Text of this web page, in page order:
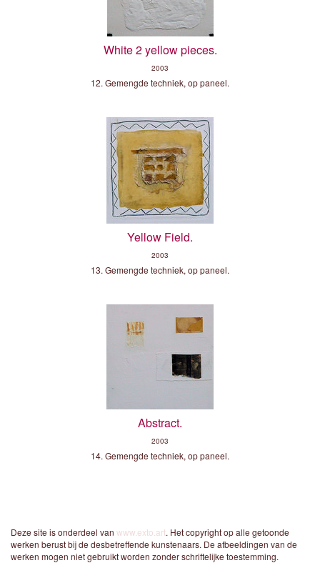
White 2 yellow pieces.
2003
12. Gemengde techniek, op paneel.
Yellow Field.
2003
13. Gemengde techniek, op paneel.
Abstract.
2003
14. Gemengde techniek, op paneel.
Deze site is onderdeel van www.exto.art. Het copyright op alle getoonde
werken berust bij de desbetreffende kunstenaars. De afbeeldingen van de
werken mogen niet gebruikt worden zonder schriftelijke toestemming.